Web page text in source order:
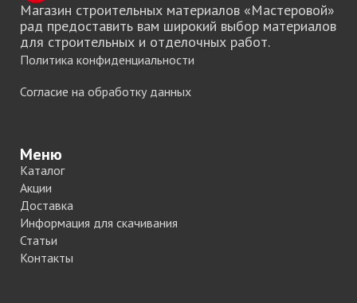
Магазин строительных материалов «Мастеровой»
рад предоставить вам широкий выбор материалов
для строительных и отделочных работ.
Политика конфиденциальности
Согласие на обработку данных
Меню
Каталог
Акции
Доставка
Информация для скачивания
Статьи
Контакты